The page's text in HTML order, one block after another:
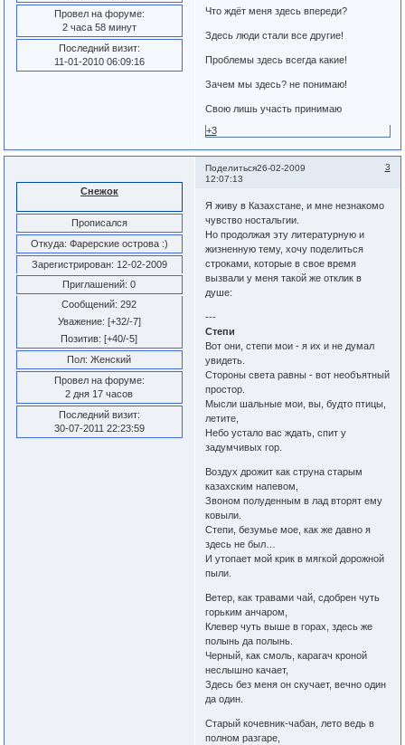
Провел на форуме:
2 часа 58 минут
Последний визит:
11-01-2010 06:09:16
Что ждёт меня здесь впереди?
Здесь люди стали все другие!
Проблемы здесь всегда какие!
Зачем мы здесь? не понимаю!
Свою лишь участь принимаю
+3
Поделиться 3
26-02-2009
12:07:13
Снежок
Прописался
Откуда: Фарерские острова :)
Зарегистрирован: 12-02-2009
Приглашений: 0
Сообщений: 292
Уважение: [+32/-7]
Позитив: [+40/-5]
Пол: Женский
Провел на форуме:
2 дня 17 часов
Последний визит:
30-07-2011 22:23:59
Я живу в Казахстане, и мне незнакомо
чувство ностальгии.
Но продолжая эту литературную и
жизненную тему, хочу поделиться
строками, которые в свое время
вызвали у меня такой же отклик в
душе:
---
Степи
Вот они, степи мои - я их и не думал
увидеть.
Стороны света равны - вот необъятный
простор.
Мысли шальные мои, вы, будто птицы,
летите,
Небо устало вас ждать, спит у
задумчивых гор.
Воздух дрожит как струна старым
казахским напевом,
Звоном полуденным в лад вторят ему
ковыли.
Степи, безумье мое, как же давно я
здесь не был…
И утопает мой крик в мягкой дорожной
пыли.
Ветер, как травами чай, сдобрен чуть
горьким анчаром,
Клевер чуть выше в горах, здесь же
полынь да полынь.
Черный, как смоль, карагач кроной
неслышно качает,
Здесь без меня он скучает, вечно один
да один.
Старый кочевник-чабан, лето ведь в
полном разгаре,